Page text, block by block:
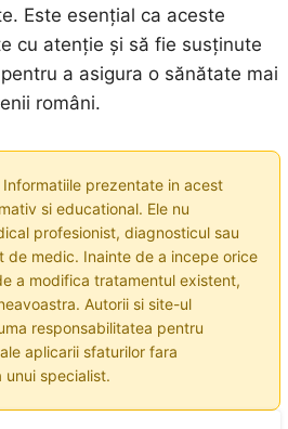
Este esențial ca aceste
cu atenție și să fie susținute
a asigura o sănătate mai
români.
prezentate in acest
si educational. Ele nu
profesionist, diagnosticul sau
de medic. Inainte de a incepe orice
a modifica tratamentul existent,
Autorii si site-ul
responsabilitatea pentru
aplicarii sfaturilor fara
unui specialist.